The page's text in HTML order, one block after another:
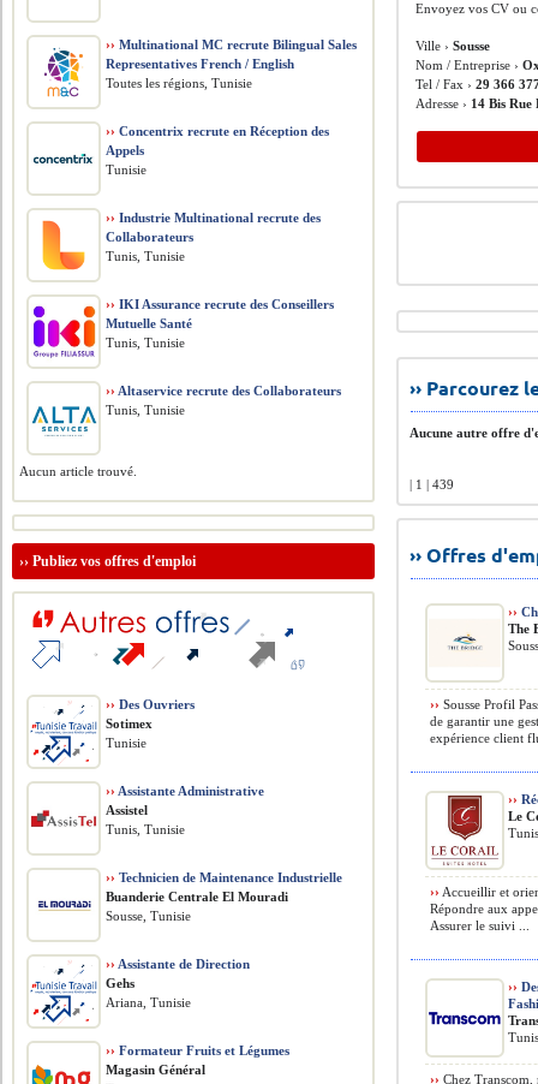
Envoyez vos CV ou
Ville › Sousse
Nom / Entreprise ›
Tel / Fax ›29 366
Adresse › 14 Bis Rue
››
Aucune autre offre
| 1 | 439
›› Offres
››
The
›› Sousse Profil
de garantir une
expérience client
››
Le
›› Accueillir et
Répondre aux
Assurer le suivi ...
››
›› Chez Transcom,
›› Multinational MC recrute Bilingual Sales
Representatives French / English
Toutes les régions, Tunisie
›› Concentrix recrute en Réception des
Appels
Tunisie
›› Industrie Multinational recrute des
Collaborateurs
Tunis, Tunisie
›› IKI Assurance recrute des Conseillers
Mutuelle Santé
Tunis, Tunisie
›› Altaservice recrute des Collaborateurs
Tunis, Tunisie
Aucun article trouvé.
››Publiez vos offres d'emploi
›› Des Ouvriers
Sotimex
Tunisie
›› Assistante Administrative
Assistel
Tunis, Tunisie
›› Technicien de Maintenance Industrielle
Buanderie Centrale El Mouradi
Sousse, Tunisie
›› Assistante de Direction
Gehs
Ariana, Tunisie
›› Formateur Fruits et Légumes
Magasin Général